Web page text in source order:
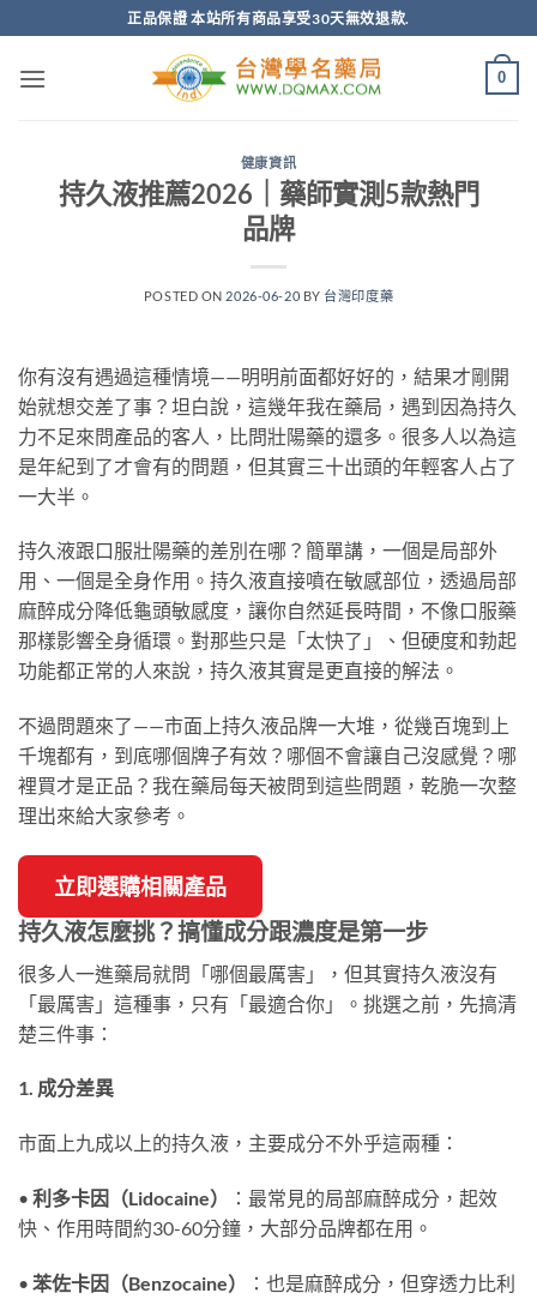
轉
正品保證 本站所有商品享受30天無效退款.
0
健康資訊
持久液推薦2026｜藥師實測5款熱門
品牌
POSTED ON 2026-06-20 BY 台灣印度藥
你有沒有遇過這種情境——明明前面都好好的，結果才剛開
始就想交差了事？坦白說，這幾年我在藥局，遇到因為持久
力不足來問產品的客人，比問壯陽藥的還多。很多人以為這
是年紀到了才會有的問題，但其實三十出頭的年輕客人占了
一大半。
持久液跟口服壯陽藥的差別在哪？簡單講，一個是局部外
用、一個是全身作用。持久液直接噴在敏感部位，透過局部
麻醉成分降低龜頭敏感度，讓你自然延長時間，不像口服藥
那樣影響全身循環。對那些只是「太快了」、但硬度和勃起
功能都正常的人來說，持久液其實是更直接的解法。
不過問題來了——市面上持久液品牌一大堆，從幾百塊到上
千塊都有，到底哪個牌子有效？哪個不會讓自己沒感覺？哪
裡買才是正品？我在藥局每天被問到這些問題，乾脆一次整
理出來給大家參考。
立即選購相關產品
持久液怎麼挑？搞懂成分跟濃度是第一步
很多人一進藥局就問「哪個最厲害」，但其實持久液沒有
「最厲害」這種事，只有「最適合你」。挑選之前，先搞清
楚三件事：
1. 成分差異
市面上九成以上的持久液，主要成分不外乎這兩種：
• 利多卡因（Lidocaine）
：最常見的局部麻醉成分，起效
快、作用時間約30-60分鐘，大部分品牌都在用。
• 苯佐卡因（Benzocaine）
：也是麻醉成分，但穿透力比利